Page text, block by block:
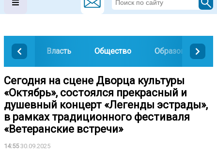
Власть Общество Образование
Сегодня на сцене Дворца культуры
«Октябрь», состоялся прекрасный и
душевный концерт «Легенды эстрады»,
в рамках традиционного фестиваля
«Ветеранские встречи»
14:5530.09.2025